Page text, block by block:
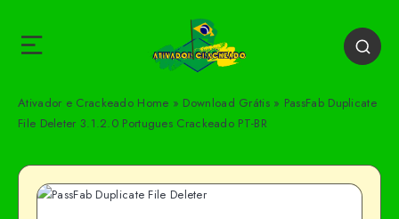
Ativador e Crackeado Home » Download Grátis» PassFab Duplicate
File Deleter 3.1.2.0 Portugues Crackeado PT-BR